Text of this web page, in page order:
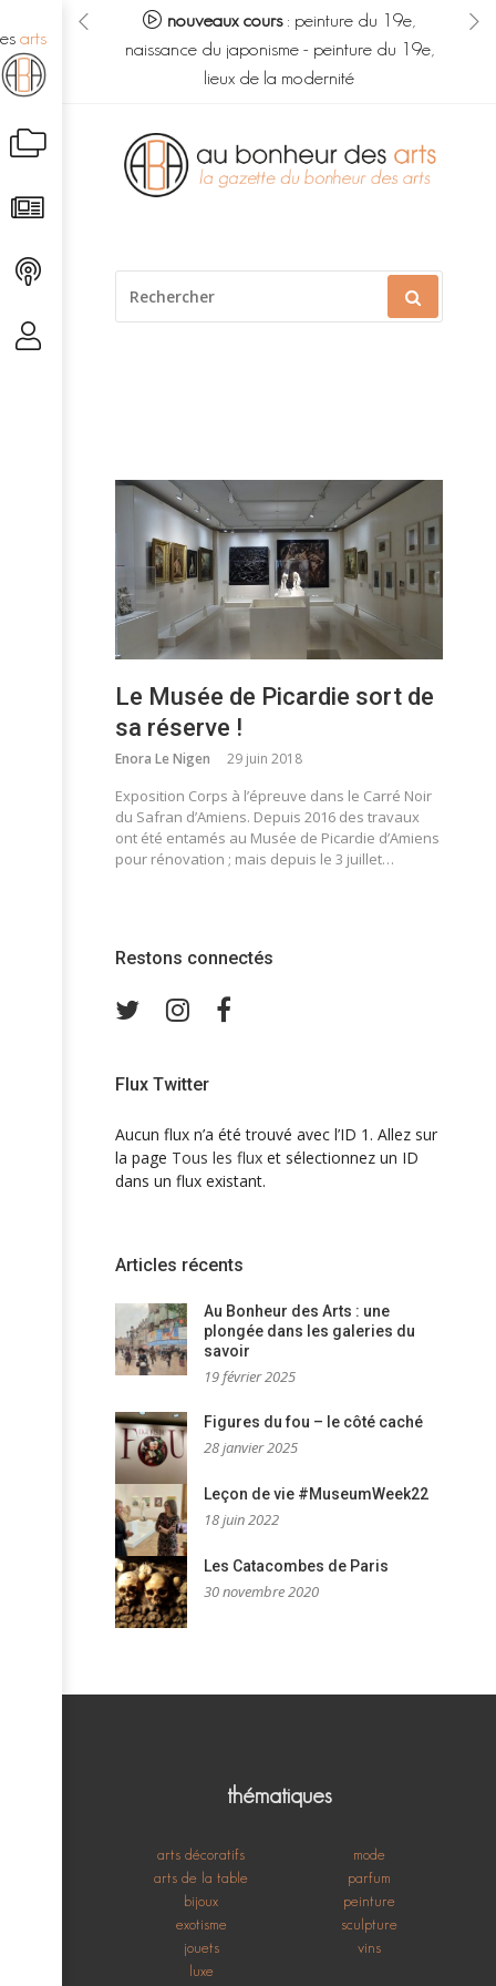
des arts :
savoir
nouveaux cours: peinture du 19e,
naissance du japonisme- peinture du 19e,
lieux de la modernité
arts
au
contenu
POUR
:
Le Musée de Picardie sort de
sa réserve !
Enora Le Nigen 29 juin 2018
Exposition Corps à l’épreuve dans le Carré Noir
du Safran d’Amiens. Depuis 2016 des travaux
ont été entamés au Musée de Picardie d’Amiens
pour rénovation ; mais depuis le 3 juillet…
Restons connectés
TwitterInstagram
Flux Twitter
Aucun flux n’a été trouvé avec l’ID 1. Allez sur
la page Tous les flux et sélectionnez un ID
dans un flux existant.
Articles récents
Au Bonheur des Arts : une
plongée dans les galeries du
savoir
19 février 2025
Figures du fou – le côté caché
28 janvier 2025
Leçon de vie #MuseumWeek22
18 juin 2022
Les Catacombes de Paris
30 novembre 2020
thématiques
arts décoratifs
arts de la table
bijoux
exotisme
jouets
luxe
mode
parfum
peinture
sculpture
vins